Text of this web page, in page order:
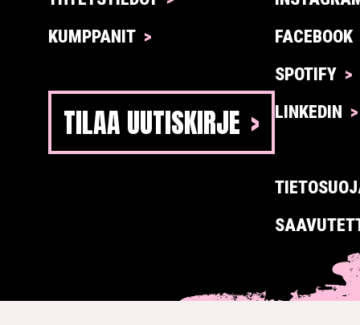
KUMPPANIT
TILAA UUTISKIRJE
FACEBOOK
SPOTIFY
LINKEDIN